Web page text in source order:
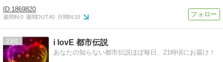
1869820
週間IN:0 週間OUT:40 月間IN:10
23 i lovE 都市伝説
あなたの知らない都市伝説ほぼ毎日、21時頃にお届け！